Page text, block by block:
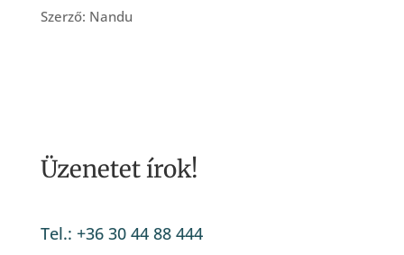
Szerző: Nandu
Üzenetet írok!
Tel.: +36 30 44 88 444